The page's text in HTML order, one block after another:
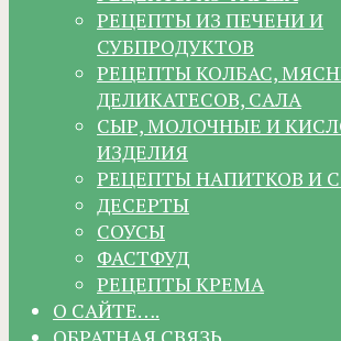
РЕЦЕПТЫ ИЗ ПЕЧЕНИ И
СУБПРОДУКТОВ
РЕЦЕПТЫ КОЛБАС,
ДЕЛИКАТЕСОВ, САЛА
СЫР, МОЛОЧНЫЕ И
ИЗДЕЛИЯ
РЕЦЕПТЫ НАПИТКОВ И
ДЕСЕРТЫ
СОУСЫ
ФАСТФУД
РЕЦЕПТЫ КРЕМА
О САЙТЕ….